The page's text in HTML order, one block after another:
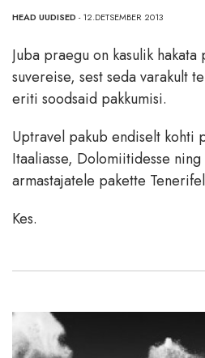
HEAD UUDISED - 12.DETSEMBER 2013
Juba praegu on kasulik
suvereise, sest seda varakult
eriti soodsaid pakkumisi.
Uptravel pakub endiselt kohti
Itaaliasse, Dolomiitidesse ning
armastajatele pakette
Kes.